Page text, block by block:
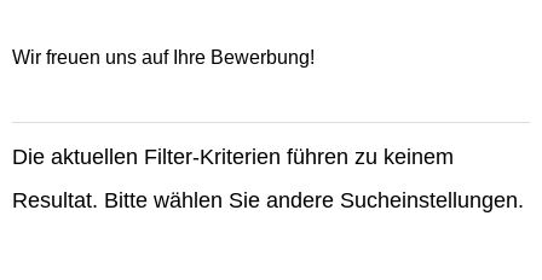
Wir freuen uns auf Ihre Bewerbung!
Die aktuellen Filter-Kriterien führen zu keinem
Resultat. Bitte wählen Sie andere Sucheinstellungen.